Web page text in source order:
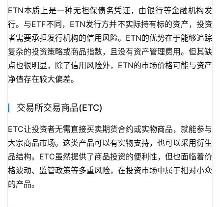
ETN本质上是一种无担保债务凭证，由银行等金融机构发
行。与ETF不同，ETN发行方并不实际持有标的资产，投资
者需要承担发行机构的信用风险。ETN的优势在于能够追踪
复杂的投资策略或商品指数，且没有资产管理费用。但其缺
点也很明显，除了信用风险外，ETN的市场价格可能与资产
净值存在较大偏差。
交易所交易商品(ETC)
ETC让投资者无需直接买卖期货合约或实物商品，就能参与
大宗商品市场。这类产品可以有实物支持，也可以采用衍生
品结构。ETC虽然提供了商品投资的便利性，但也面临着价
格波动、监管政策等多重风险，在投资市场中属于相对小众
的产品。